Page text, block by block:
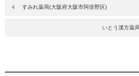
すみれ薬局(大阪府大阪市阿倍野区)
いとう漢方薬